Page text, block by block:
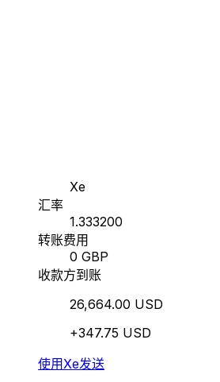
Xe
汇率
1.333200
转账费用
0 GBP
收款方到账
26,664.00 USD
+347.75 USD
使用Xe发送